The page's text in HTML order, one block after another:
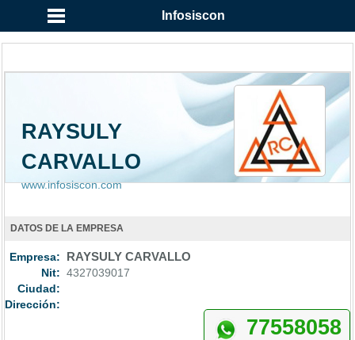
Infosiscon
RAYSULY
CARVALLO
www.infosiscon.com
DATOS DE LA EMPRESA
Empresa: RAYSULY CARVALLO
Nit: 4327039017
Ciudad:
Dirección:
77558058